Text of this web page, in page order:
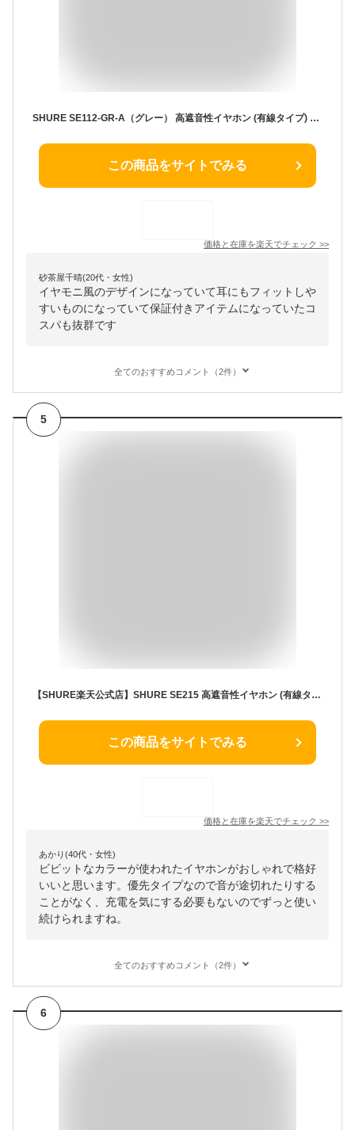
SHURE SE112-GR-A（グレー） 高遮音性イヤホン (有線タイプ) イヤフォン ゲーミング 3.5mmステレオミニプラグ対応 高級 カナル型 有線 レコーディング イヤモニ プロ仕様 遮音 シュア【国内正規品/メーカー保証2年】
この商品をサイトでみる
価格と在庫を楽天でチェック >>
砂茶屋千晴(20代・女性)
イヤモニ風のデザインになっていて耳にもフィットしや
すいものになっていて保証付きアイテムになっていたコ
スパも抜群です
全てのおすすめコメント（2件）
5
【SHURE楽天公式店】SHURE SE215 高遮音性イヤホン (有線タイプ) カナル型 ゲーミング FPS クリア ブルー ブラック パープル イヤモニ MMCX プロ仕様 ゲーミングイヤホン シュア【国内正規品/メーカー保証2年】
この商品をサイトでみる
価格と在庫を楽天でチェック >>
あかり(40代・女性)
ビビットなカラーが使われたイヤホンがおしゃれで格好
いいと思います。優先タイプなので音が途切れたりする
ことがなく、充電を気にする必要もないのでずっと使い
続けられますね。
全てのおすすめコメント（2件）
6